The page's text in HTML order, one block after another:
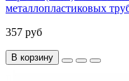
металлопластиковых
357 руб
В корзину